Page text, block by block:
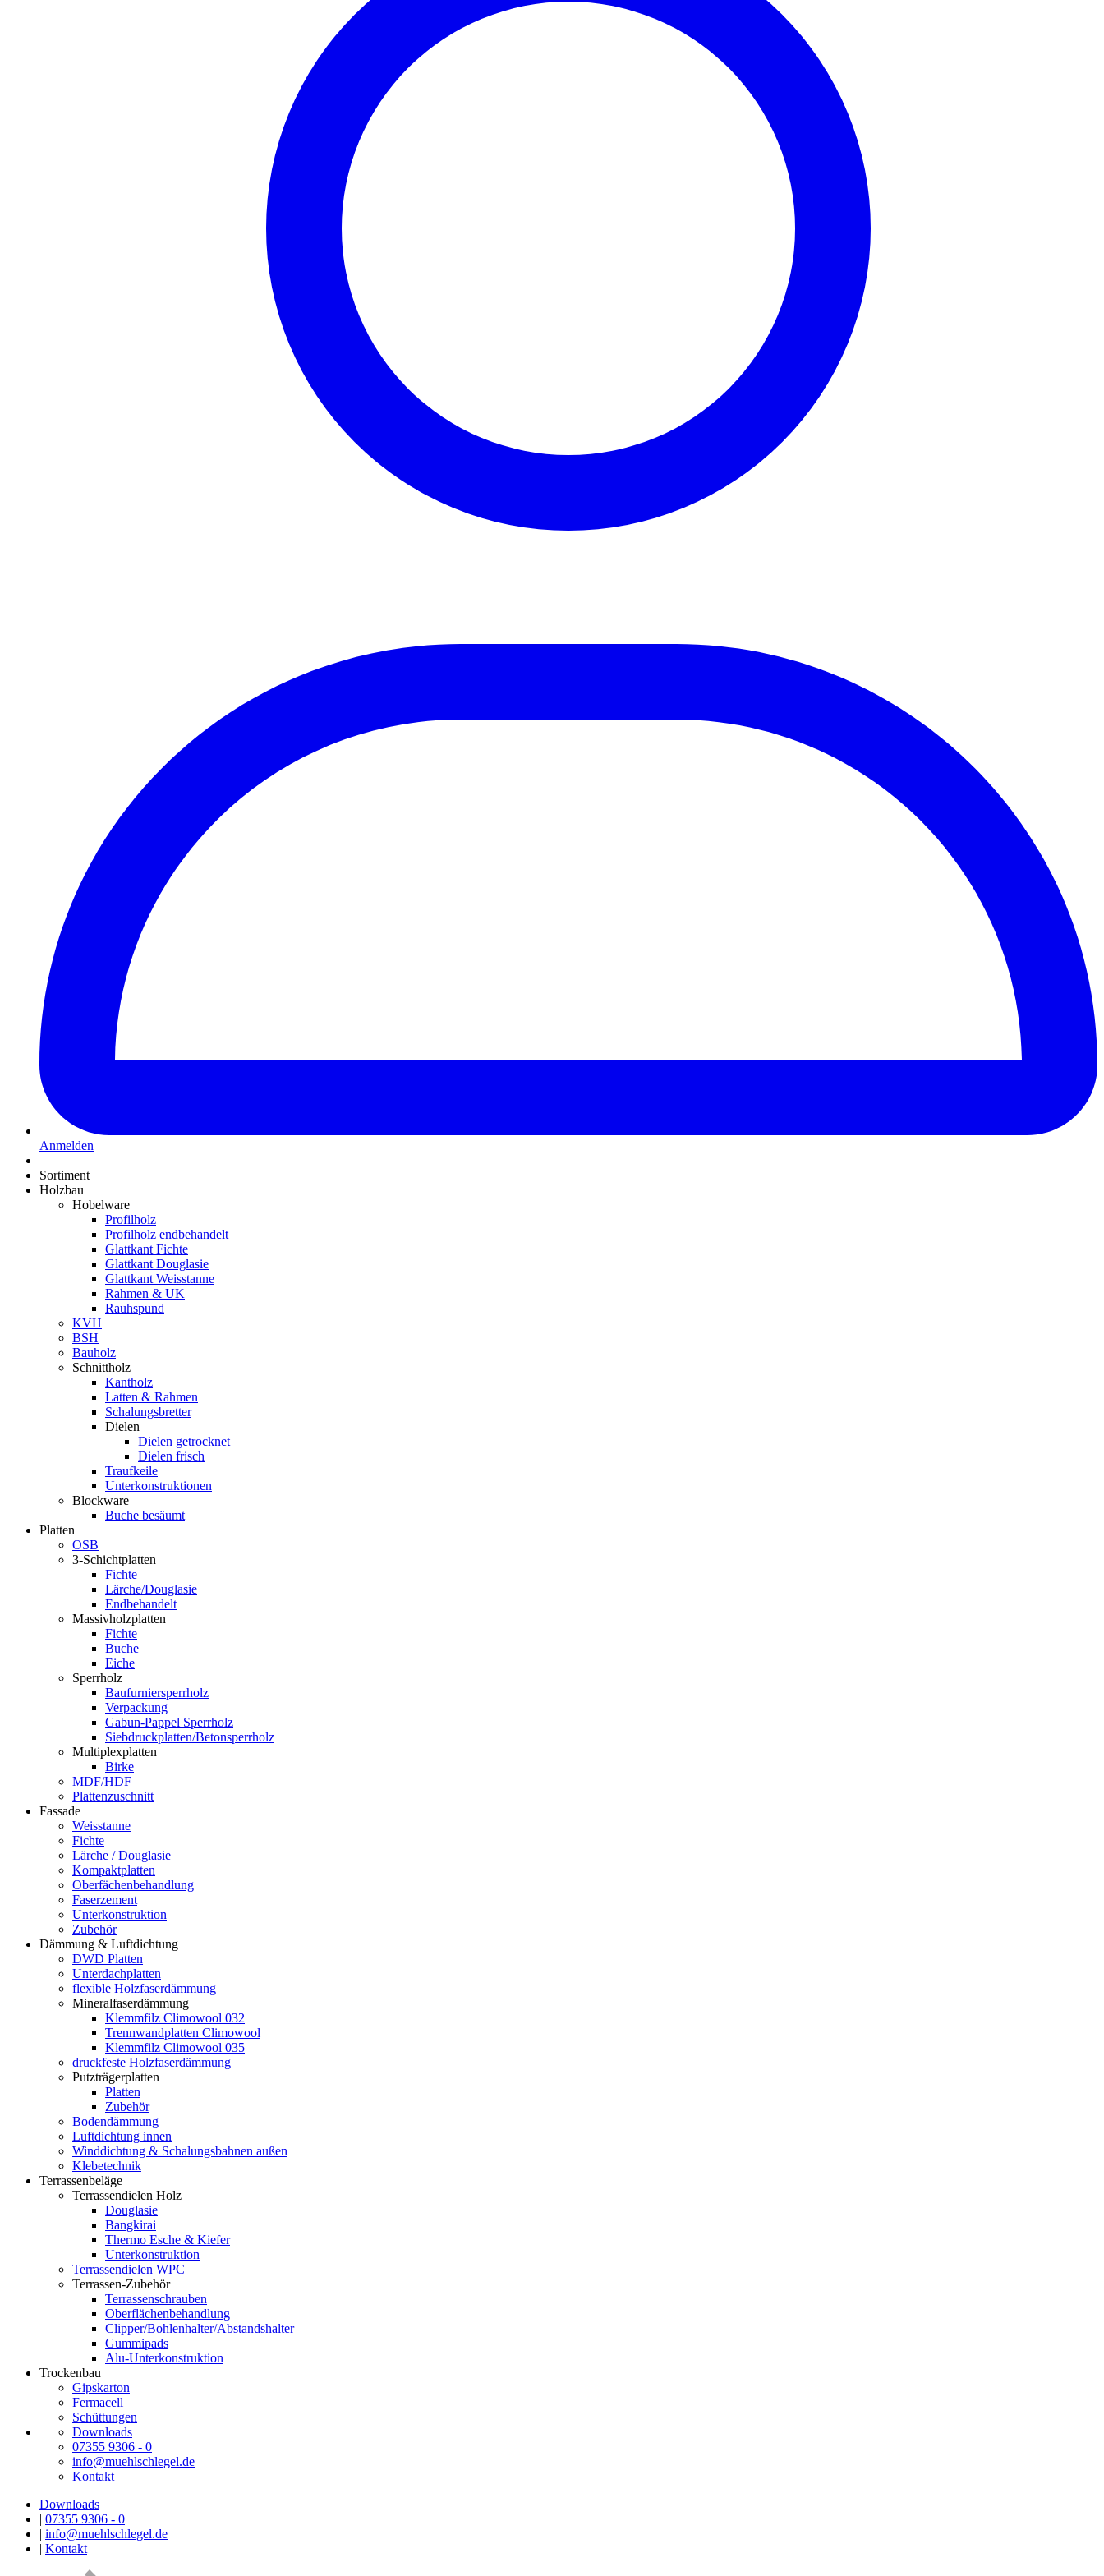
Anmelden
Sortiment
Holzbau
Hobelware
Profilholz
Profilholz endbehandelt
Glattkant Fichte
Glattkant Douglasie
Glattkant Weisstanne
Rahmen & UK
Rauhspund
KVH
BSH
Bauholz
Schnittholz
Kantholz
Latten & Rahmen
Schalungsbretter
Dielen
Dielen getrocknet
Dielen frisch
Traufkeile
Unterkonstruktionen
Blockware
Buche besäumt
Platten
OSB
3-Schichtplatten
Fichte
Lärche/Douglasie
Endbehandelt
Massivholzplatten
Fichte
Buche
Eiche
Sperrholz
Baufurniersperrholz
Verpackung
Gabun-Pappel Sperrholz
Siebdruckplatten/Betonsperrholz
Multiplexplatten
Birke
MDF/HDF
Plattenzuschnitt
Fassade
Weisstanne
Fichte
Lärche / Douglasie
Kompaktplatten
Oberfächenbehandlung
Faserzement
Unterkonstruktion
Zubehör
Dämmung & Luftdichtung
DWD Platten
Unterdachplatten
flexible Holzfaserdämmung
Mineralfaserdämmung
Klemmfilz Climowool 032
Trennwandplatten Climowool
Klemmfilz Climowool 035
druckfeste Holzfaserdämmung
Putzträgerplatten
Platten
Zubehör
Bodendämmung
Luftdichtung innen
Winddichtung & Schalungsbahnen außen
Klebetechnik
Terrassenbeläge
Terrassendielen Holz
Douglasie
Bangkirai
Thermo Esche & Kiefer
Unterkonstruktion
Terrassendielen WPC
Terrassen-Zubehör
Terrassenschrauben
Oberflächenbehandlung
Clipper/Bohlenhalter/Abstandshalter
Gummipads
Alu-Unterkonstruktion
Trockenbau
Gipskarton
Fermacell
Schüttungen
Downloads
07355 9306 - 0
info@muehlschlegel.de
Kontakt
Downloads
| 07355 9306 - 0
| info@muehlschlegel.de
| Kontakt